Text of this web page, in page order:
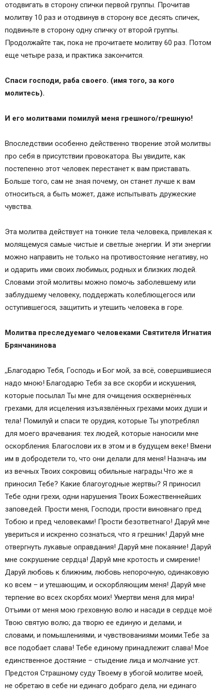
отодвигать в сторону спички первой группы. Прочитав
молитву 10 раз и отодвинув в сторону все десять спичек,
подвиньте в сторону одну спичку от второй группы.
Продолжайте так, пока не прочитаете молитву 60 раз. Потом
еще четыре раза, и практика закончится.
Спаси господи, раба своего. (имя того, за кого
молитесь).
И его молитвами помилуй меня грешного/грешную!
Впоследствии особенно действенно творение этой молитвы
про себя в присутствии провокатора. Вы увидите, как
постепенно этот человек перестанет к вам приставать.
Больше того, сам не зная почему, он станет лучше к вам
относиться, а быть может, даже испытывать дружеские
чувства.
Эта молитва действует на тонкие тела человека, привлекая к
молящемуся самые чистые и светлые энергии. И эти энергии
можно направить не только на противостояние негативу, но
и одарить ими своих любимых, родных и близких людей.
Словами этой молитвы можно помочь заболевшему или
заблудшему человеку, поддержать колеблющегося или
оступившегося, защитить и утешить человека в горе.
Молитва преследуемаго человеками Святителя Игнатия
Брянчанинова
,,Благодарю Тебя, Господь и Бог мой, за всё, совершившиеся
надо мною! Благодарю Тебя за все скорби и искушения,
которые посылал Ты мне для очищения осквернённых
грехами, для исцеления изъязвлённых грехами моих души и
тела! Помилуй и спаси те орудия, которые Ты употреблял
для моего врачевания: тех людей, которые наносили мне
оскорбления. Благослови их в этом и в будущем веке! Вмени
им в добродетели то, что они делали для меня! Назначь им
из вечных Твоих сокровищ обильные награды.Что же я
приносил Тебе? Какие благоугодные жертвы? Я приносил
Тебе одни грехи, одни нарушения Твоих Божественнейших
заповедей. Прости меня, Господи, прости виновнаго пред
Тобою и пред человеками! Прости безответнаго! Даруй мне
увериться и искренно сознаться, что я грешник! Даруй мне
отвергнуть лукавые оправдания! Даруй мне покаяние! Даруй
мне сокрушение сердца! Даруй мне кротость и смирение!
Даруй любовь к ближним, любовь непорочную, одинаковую
ко всем – и утешающим, и оскорбляющим меня! Даруй мне
терпение во всех скорбях моих! Умертви меня для мира!
Отъими от меня мою греховную волю и насади в сердце моё
Твою святую волю; да творю ее единую и делами, и
словами, и помышлениями, и чувствованиями моими.Тебе за
все подобает слава! Тебе единому принадлежит слава! Мое
единственное достяние – стыдение лица и молчание уст.
Предстоя Страшному суду Твоему в убогой молитве моей,
не обретаю в себе ни единаго добраго дела, ни единаго